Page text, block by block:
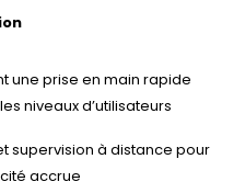
une prise en main rapide
niveaux d’utilisateurs
supervision à distance pour
accrue